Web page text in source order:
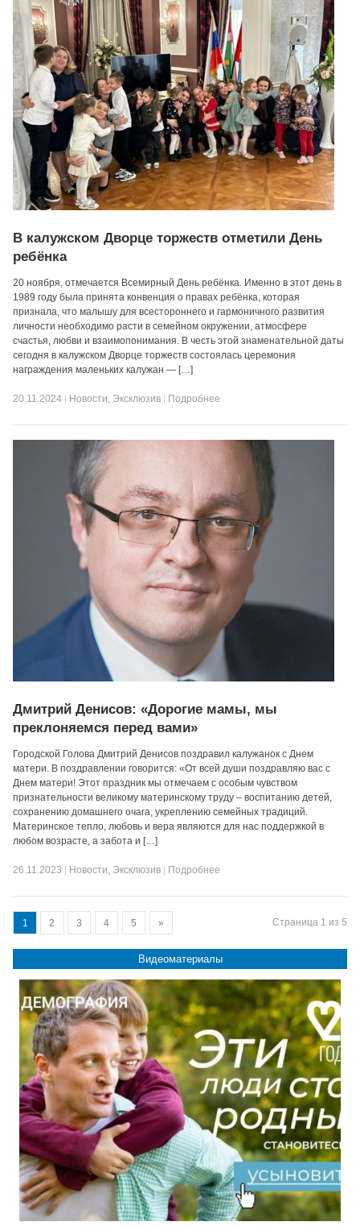
В калужском Дворце торжеств отметили День
ребёнка
20 ноября, отмечается Всемирный День ребёнка. Именно в этот день в
1989 году была принята конвенция о правах ребёнка, которая
признала, что малышу для всестороннего и гармоничного развития
личности необходимо расти в семейном окружении, атмосфере
счастья, любви и взаимопонимания. В честь этой знаменательной даты
сегодня в калужском Дворце торжеств состоялась церемония
награждения маленьких калужан — […]
20.11.2024 Новости, Эксклюзив Подробнее
Дмитрий Денисов: «Дорогие мамы, мы
преклоняемся перед вами»
Городской Голова Дмитрий Денисов поздравил калужанок с Днем
матери. В поздравлении говорится: «От всей души поздравляю вас с
Днем матери! Этот праздник мы отмечаем с особым чувством
признательности великому материнскому труду – воспитанию детей,
сохранению домашнего очага, укреплению семейных традиций.
Материнское тепло, любовь и вера являются для нас поддержкой в
любом возрасте, а забота и […]
26.11.2023 Новости, Эксклюзив Подробнее
Страница 1 из 5
1 2 3 4 5 »
Видеоматериалы